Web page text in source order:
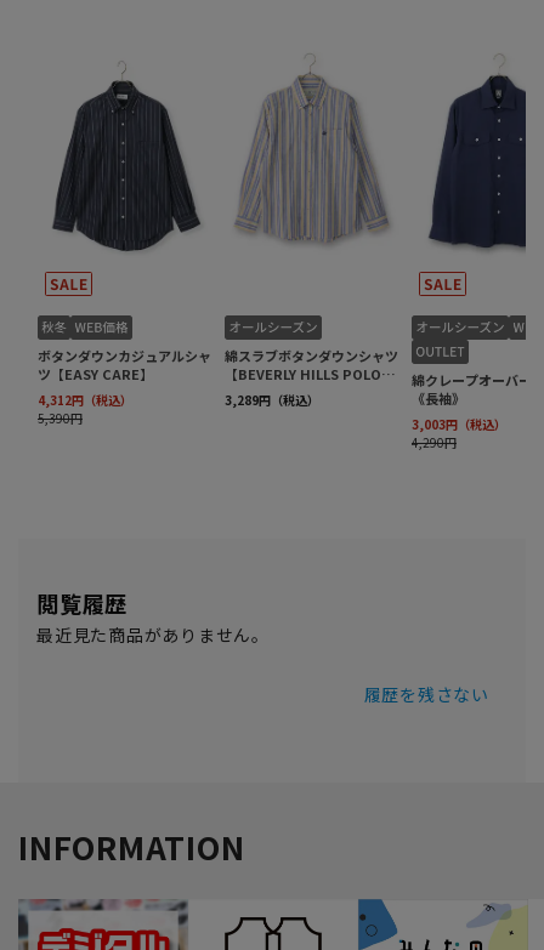
閲覧履歴
最近見た商品がありません。
履歴を残さない
INFORMATION